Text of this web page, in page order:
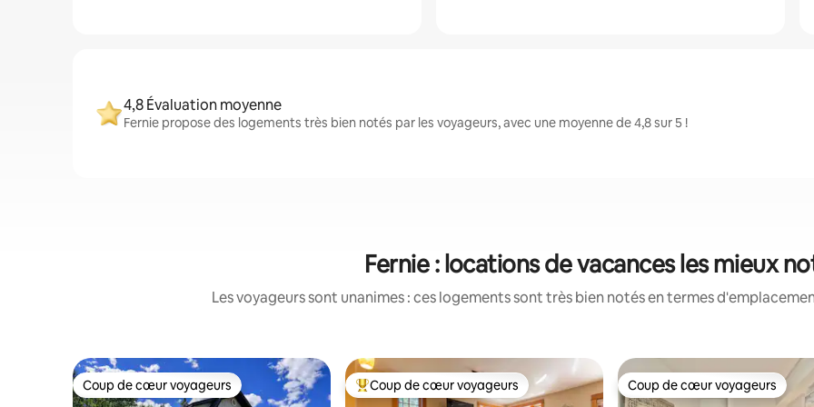
4,8 Évaluation moyenne
Fernie propose des logements très bien notés par les voyageurs, avec une moyenne de 4,8 sur 5 !
Fernie : locations de vacances les mieux
Les voyageurs sont unanimes : ces logements sont très bien notés en termes
Coup de cœur voyageurs
Coup de cœur voyageurs Coups de cœur voyageurs les plus appréciés
Coup de cœur voyageurs Coup de cœur voyageurs
Coup de cœur voyageurs